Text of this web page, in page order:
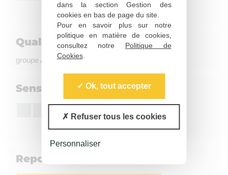
dans la section Gestion des
cookies en bas de page du site.
Pour en savoir plus sur notre
politique en matière de cookies,
consultez notre Politique de
Cookies.
Ok, tout accepter
Refuser tous les cookies
Personnaliser
Assez faible
Qualité culinaire
groupe A, coloration à la friture : Foncée
Sensibilité à l'égermage
Repos végétatif